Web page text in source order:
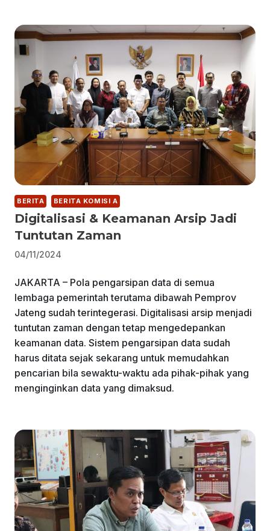
BERITA BERITA KOMISI A
Digitalisasi & Keamanan Arsip Jadi
Tuntutan Zaman
04/11/2024
JAKARTA – Pola pengarsipan data di semua
lembaga pemerintah terutama dibawah Pemprov
Jateng sudah terintegerasi. Digitalisasi arsip menjadi
tuntutan zaman dengan tetap mengedepankan
keamanan data. Sistem pengarsipan data sudah
harus ditata sejak sekarang untuk memudahkan
pencarian bila sewaktu-waktu ada pihak-pihak yang
menginginkan data yang dimaksud.